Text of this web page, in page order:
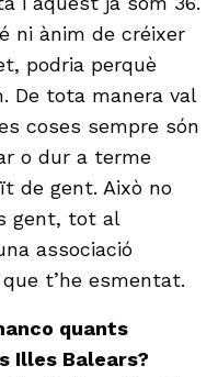
ni ànim de créixer
podria perquè
De tota manera val
coses sempre són
o dur a terme
de gent. Això no
gent, tot al
associació
t’he esmentat.
quants
Illes Balears?